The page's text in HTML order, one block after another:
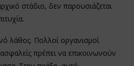
στάδιο, δεν παρουσιάζεται
λάθος. Πολλοί οργανισμοί
πρέπει να επικοινωνούν